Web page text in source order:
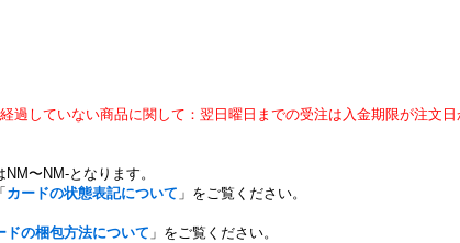
過していない商品に関して：翌日曜日までの受注は入金期限が注文
〜NM-となります。
カードの状態表記について 」をご覧ください。
ドの梱包方法について 」をご覧ください。